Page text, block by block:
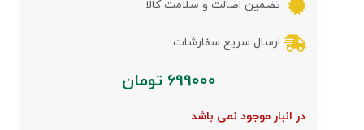
تضمین اصالت و سلامت کالا
ارسال سریع سفارشات
699000 تومان
در انبار موجود نمی باشد